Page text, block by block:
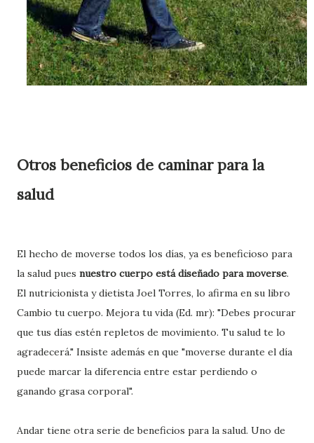
Otros beneficios de caminar para la
salud
El hecho de moverse todos los días, ya es beneficioso para
la salud pues nuestro cuerpo está diseñado para moverse.
El nutricionista y dietista Joel Torres, lo afirma en su libro
Cambio tu cuerpo. Mejora tu vida (Ed. mr): "Debes procurar
que tus días estén repletos de movimiento. Tu salud te lo
agradecerá." Insiste además en que "moverse durante el día
puede marcar la diferencia entre estar perdiendo o
ganando grasa corporal".
Andar tiene otra serie de beneficios para la salud. Uno de